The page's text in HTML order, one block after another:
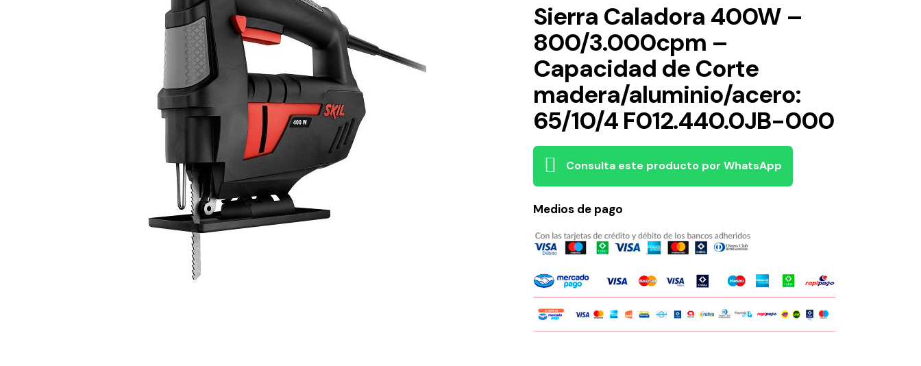
Sierra Caladora 400W –
800/3.000cpm –
Capacidad de Corte
madera/aluminio/acero:
65/10/4 F012.440.0JB-000
Consulta este producto por WhatsApp
Medios de pago